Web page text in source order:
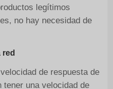
legítimos
no hay necesidad de
red
de respuesta de
tener una velocidad de